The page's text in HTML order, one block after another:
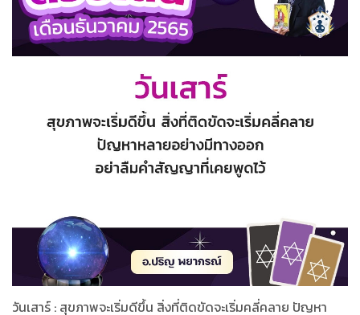
วันเสาร์ : สุขภาพจะเริ่มดีขึ้น สิ่งที่ติดขัดจะเริ่มคลี่คลาย ปัญหา